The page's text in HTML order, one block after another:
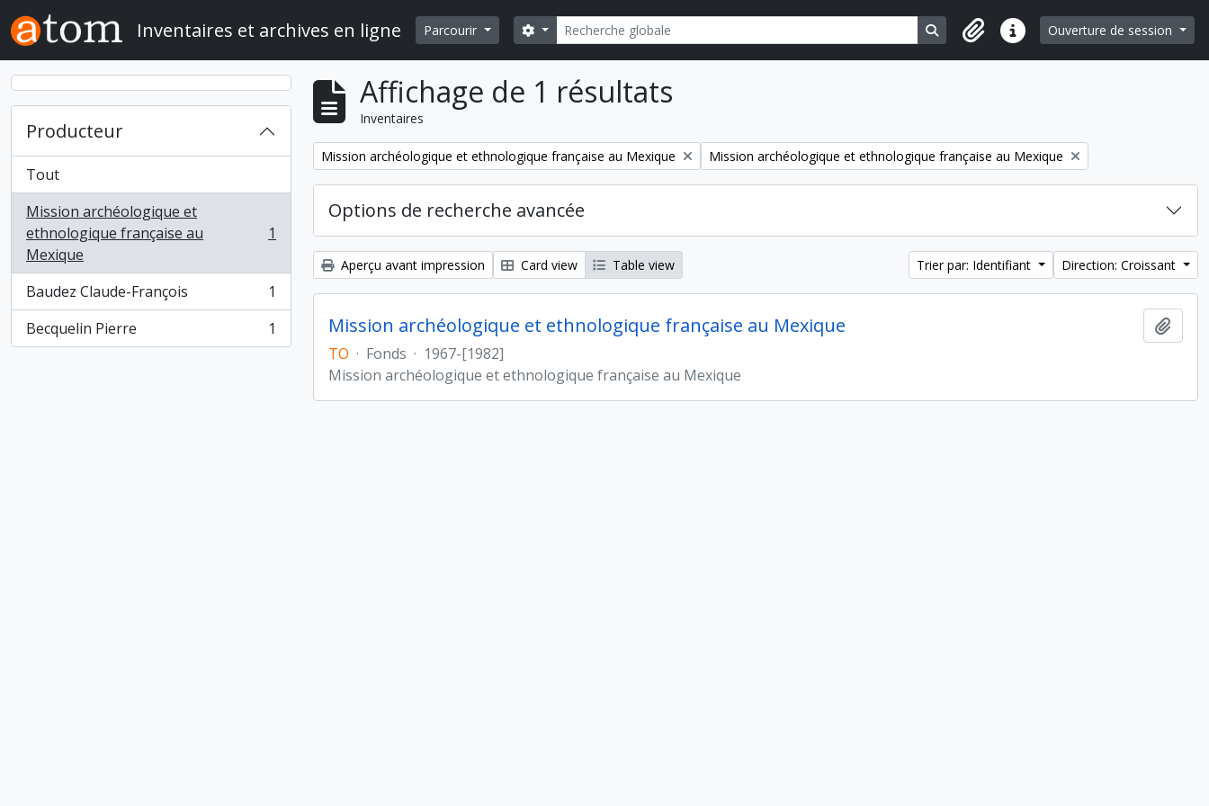
Skip to main content
Inventaires et archives en ligne Parcourir Rechercher
Search options Search in browse page
Liens rapidesOuverture de session
Producteur
Tout
Mission archéologique et
ethnologique française au
Mexique
, 1 résultats 1
Baudez Claude-François
, 1 résultats
1
Becquelin Pierre
, 1 résultats 1
Affichage de 1 résultats
Inventaires
Remove filter:
Mission archéologique et ethnologique française au Mexique Remove filter:
Mission archéologique et ethnologique française au Mexique
Options de recherche avancée
Aperçu avant impression Card view Table view Trier par: Identifiant Direction: Croissant
Mission archéologique et ethnologique française au Mexique
TO · Fonds · 1967-[1982]
Mission archéologique et ethnologique française au Mexique